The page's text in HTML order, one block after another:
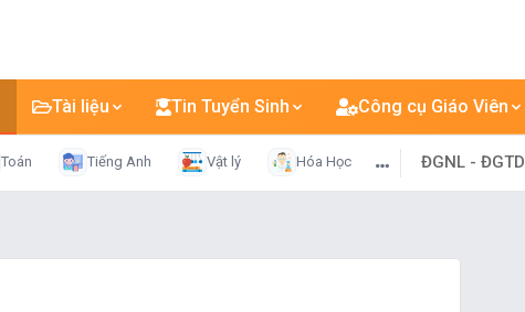
Tài liệu Tin Tuyển Sinh Công cụ Giáo Viên
Toán Tiếng Anh Vật lý Hóa Học ĐGNL - ĐGTD